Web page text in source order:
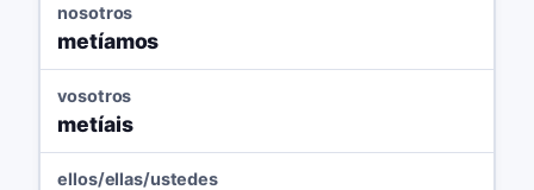
nosotros
metíamos
vosotros
metíais
ellos/ellas/ustedes